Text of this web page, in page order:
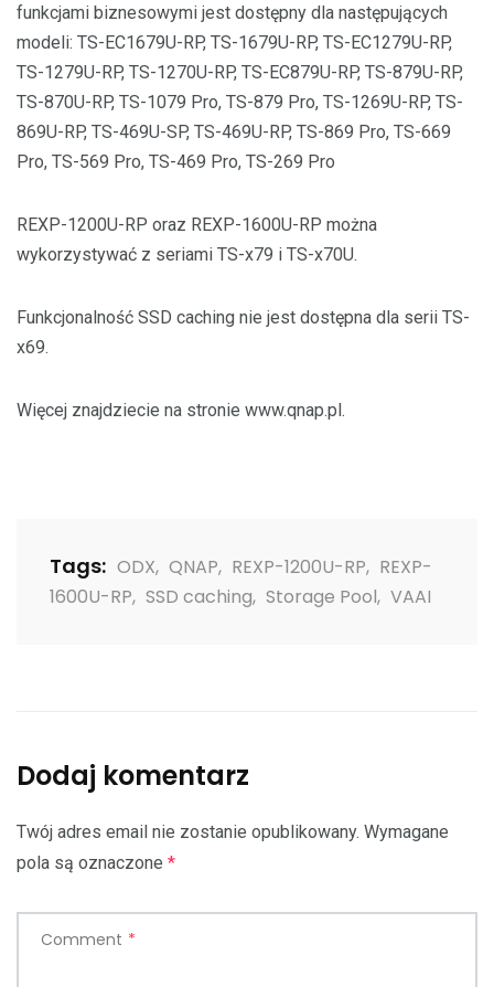
funkcjami biznesowymi jest dostępny dla następujących
modeli: TS-EC1679U-RP, TS-1679U-RP, TS-EC1279U-RP,
TS-1279U-RP, TS-1270U-RP, TS-EC879U-RP, TS-879U-RP,
TS-870U-RP, TS-1079 Pro, TS-879 Pro, TS-1269U-RP, TS-
869U-RP, TS-469U-SP, TS-469U-RP, TS-869 Pro, TS-669
Pro, TS-569 Pro, TS-469 Pro, TS-269 Pro
REXP-1200U-RP oraz REXP-1600U-RP można
wykorzystywać z seriami TS-x79 i TS-x70U.
Funkcjonalność SSD caching nie jest dostępna dla serii TS-
x69.
Więcej znajdziecie na stronie www.qnap.pl.
Tags: ODX, QNAP, REXP-1200U-RP, REXP-
1600U-RP, SSD caching, Storage Pool, VAAI
Dodaj komentarz
Twój adres email nie zostanie opublikowany. Wymagane
pola są oznaczone *
Comment *